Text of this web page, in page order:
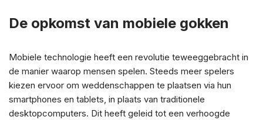
De opkomst van mobiele gokken
Mobiele technologie heeft een revolutie teweeggebracht in
de manier waarop mensen spelen. Steeds meer spelers
kiezen ervoor om weddenschappen te plaatsen via hun
smartphones en tablets, in plaats van traditionele
desktopcomputers. Dit heeft geleid tot een verhoogde